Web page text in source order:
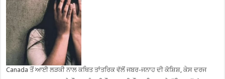
Canada ਤੋਂ ਆਈ ਲੜਕੀ ਨਾਲ ਕਥਿਤ ਤਾਂਤਰਿਕ ਵੱਲੋਂ ਜਬਰ-ਜਨਾਹ ਦੀ ਕੋਸ਼ਿਸ਼, ਕੇਸ ਦਰਜ